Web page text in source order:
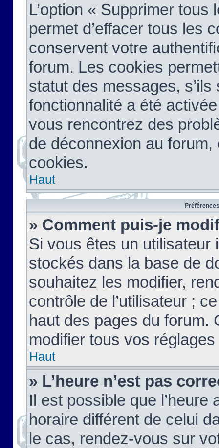
L’option « Supprimer
permet d’effacer tous les
conservent votre
forum. Les cookies
statut des messages,
fonctionnalité a été
vous rencontrez des
de déconnexion au
cookies.
Haut
» Comment puis-je
Si vous êtes un
stockés dans la base de
souhaitez les modifier,
contrôle de l’utilisateur ;
haut des pages du forum.
modifier tous vos
Haut
» L’heure n’est pas
Il est possible que
horaire différent de celui
le cas, rendez-vous sur